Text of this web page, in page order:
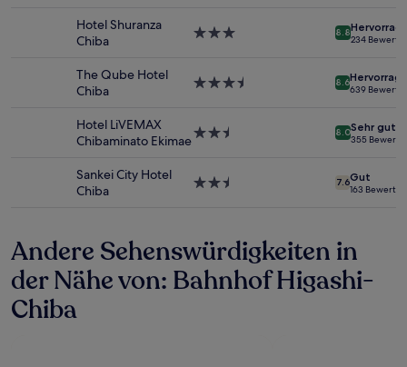
gefunden
Verfügbarkeiten
zusätzliche
Hotel Shuranza
Chiba
3.0-
8.8
234
The Qube Hotel
Chiba
3.5-
8.6
639
Hotel LiVEMAX
Chibaminato Ekimae2.5-
8.0Sehr gut
355
Sankei City Hotel
Chiba
2.5-
7.6Gut
163
Andere Sehenswürdigkeiten in
der Nähe von: Bahnhof Higashi-
Chiba